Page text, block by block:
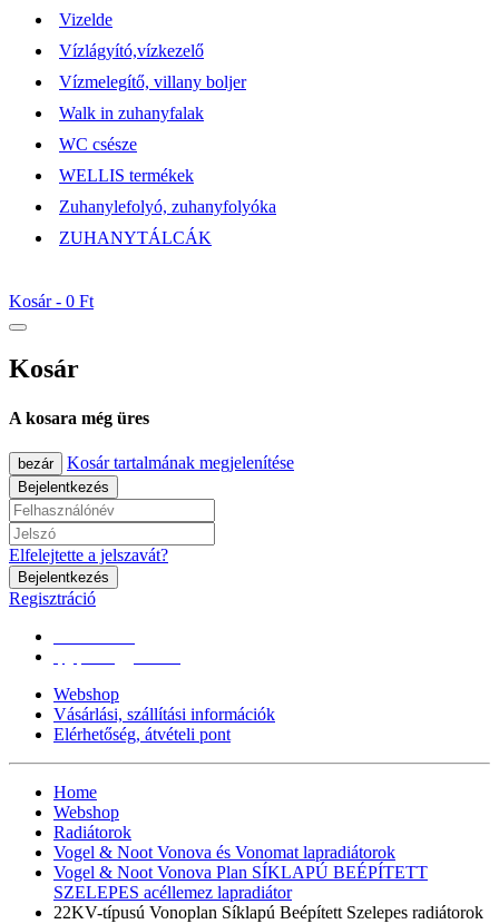
Vizelde
Vízlágyító,vízkezelő
Vízmelegítő, villany boljer
Walk in zuhanyfalak
WC csésze
WELLIS termékek
Zuhanylefolyó, zuhanyfolyóka
ZUHANYTÁLCÁK
Kosár - 0 Ft
Kosár
A kosara még üres
bezár Kosár tartalmának megjelenítése
Bejelentkezés
Elfelejtette a jelszavát?
Bejelentkezés
Regisztráció
Webshop
Vásárlási, szállítási információk
Elérhetőség, átvételi pont
Home
Webshop
Radiátorok
Vogel & Noot Vonova és Vonomat lapradiátorok
Vogel & Noot Vonova Plan SÍKLAPÚ BEÉPÍTETT
SZELEPES acéllemez lapradiátor
22KV-típusú Vonoplan Síklapú Beépített Szelepes radiátorok